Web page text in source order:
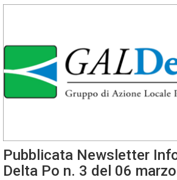
Pubblicata Newsletter
Delta Po n. 3 del 06